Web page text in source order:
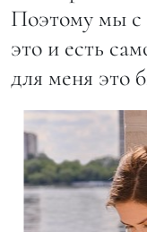
Поэтому мы с
это и есть
для меня это